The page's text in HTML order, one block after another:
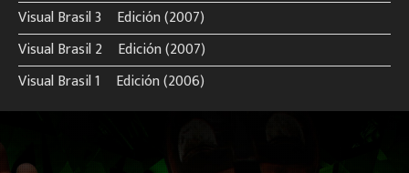
Visual Brasil 3º Edición (2007)
Visual Brasil 2º Edición (2007)
Visual Brasil 1º Edición (2006)